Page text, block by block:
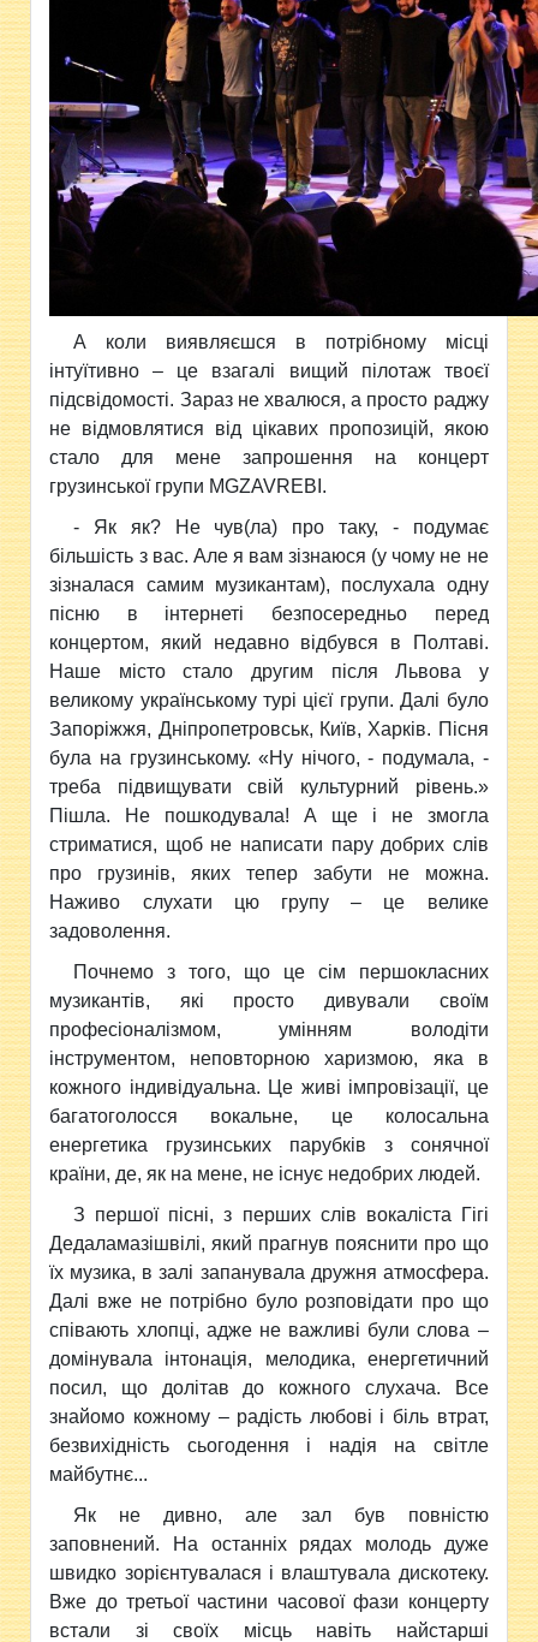
А коли виявляєшся в потрібному місці
інтуїтивно – це взагалі вищий пілотаж твоєї
підсвідомості. Зараз не хвалюся, а просто раджу
не відмовлятися від цікавих пропозицій, якою
стало для мене запрошення на концерт
грузинської групи MGZAVREBI.
- Як як? Не чув(ла) про таку, - подумає
більшість з вас. Але я вам зізнаюся (у чому не не
зізналася самим музикантам), послухала одну
пісню в інтернеті безпосередньо перед
концертом, який недавно відбувся в Полтаві.
Наше місто стало другим після Львова у
великому українському турі цієї групи. Далі було
Запоріжжя, Дніпропетровськ, Київ, Харків. Пісня
була на грузинському. «Ну нічого, - подумала, -
треба підвищувати свій культурний рівень.»
Пішла. Не пошкодувала! А ще і не змогла
стриматися, щоб не написати пару добрих слів
про грузинів, яких тепер забути не можна.
Наживо слухати цю групу – це велике
задоволення.
Почнемо з того, що це сім першокласних
музикантів, які просто дивували своїм
професіоналізмом, умінням володіти
інструментом, неповторною харизмою, яка в
кожного індивідуальна. Це живі імпровізації, це
багатоголосся вокальне, це колосальна
енергетика грузинських парубків з сонячної
країни, де, як на мене, не існує недобрих людей.
З першої пісні, з перших слів вокаліста Гігі
Дедаламазішвілі, який прагнув пояснити про що
їх музика, в залі запанувала дружня атмосфера.
Далі вже не потрібно було розповідати про що
співають хлопці, адже не важливі були слова –
домінувала інтонація, мелодика, енергетичний
посил, що долітав до кожного слухача. Все
знайомо кожному – радість любові і біль втрат,
безвихідність сьогодення і надія на світле
майбутнє...
Як не дивно, але зал був повністю
заповнений. На останніх рядах молодь дуже
швидко зорієнтувалася і влаштувала дискотеку.
Вже до третьої частини часової фази концерту
встали зі своїх місць навіть найстарші